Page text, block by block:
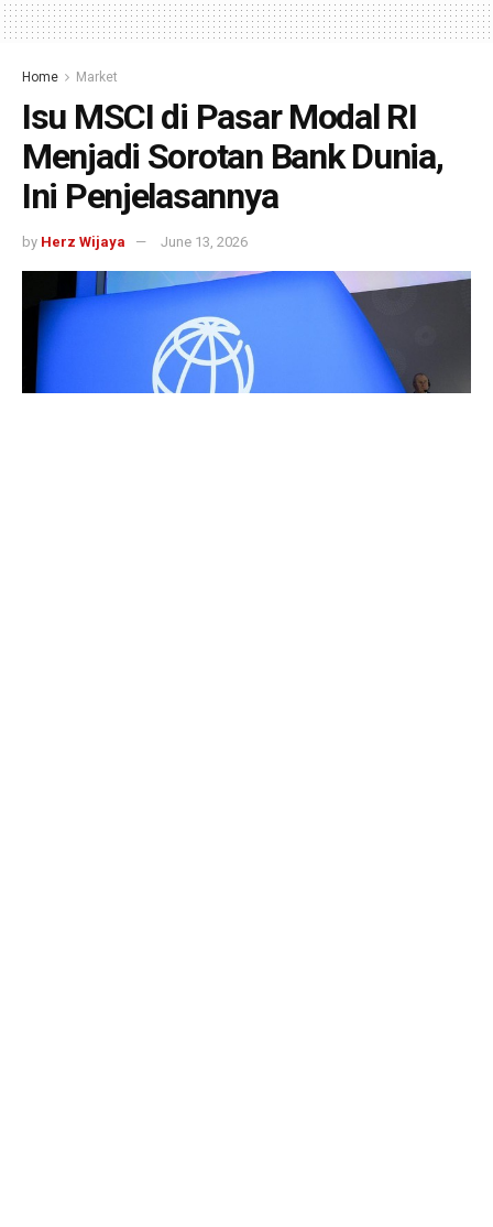
Home Market
Isu MSCI di Pasar Modal RI
Menjadi Sorotan Bank Dunia,
Ini Penjelasannya
by Herz Wijaya June 13, 2026